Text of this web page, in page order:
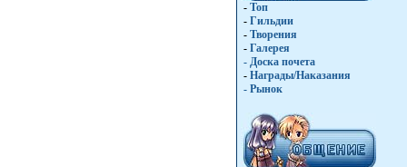
- Топ
- Гильдии
- Творения
- Галерея
- Доска почета
- Награды/Наказания
- Рынок